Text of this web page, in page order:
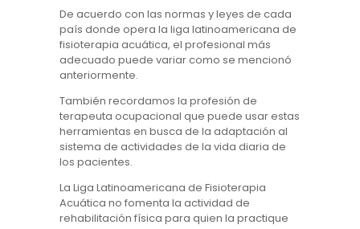
De acuerdo con las normas y leyes de cada
país donde opera la liga latinoamericana de
fisioterapia acuática, el profesional más
adecuado puede variar como se mencionó
anteriormente.
También recordamos la profesión de
terapeuta ocupacional que puede usar estas
herramientas en busca de la adaptación al
sistema de actividades de la vida diaria de
los pacientes.
La Liga Latinoamericana de Fisioterapia
Acuática no fomenta la actividad de
rehabilitación física para quien la practique